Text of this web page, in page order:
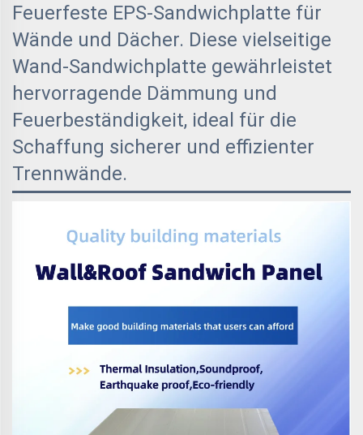
Feuerfeste EPS-Sandwichplatte für
Wände und Dächer. Diese vielseitige
Wand-Sandwichplatte gewährleistet
hervorragende Dämmung und
Feuerbeständigkeit, ideal für die
Schaffung sicherer und effizienter
Trennwände.